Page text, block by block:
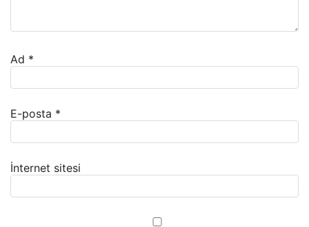
Ad *
E-posta *
İnternet sitesi